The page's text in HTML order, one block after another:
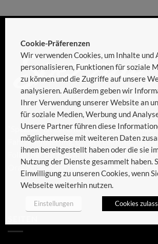
“Spezzial” ist ein erfahrenes Unternehmen
Fahrzeugfolierung. Unsere Leidenschaft
Folien hat zur Entwicklung hochwertiger
Orangehaut und mit höchster Qualität
Cookie-Präferenzen
Wir verwenden Cookies, um Inhalte und
personalisieren, Funktionen für soziale
zu können und die Zugriffe auf unsere
analysieren. Außerdem geben wir
Ihrer Verwendung unserer Website an
für soziale Medien, Werbung und
Unsere Partner führen diese
möglicherweise mit weiteren Daten
ihnen bereitgestellt haben oder die sie
Nutzung der Dienste gesammelt haben.
Einwilligung zu unseren Cookies, wenn
Webseite weiterhin nutzen.
Einstellungen Cookies